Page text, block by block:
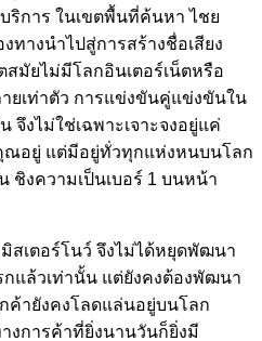
ริการ ในเขตพื้นที่ค้นหา ไชย
ทางนำไปสู่การสร้างชื่อเสียง
สมัยไม่มีโลกอินเตอร์เน็ตหรือ
ยเท่าตัว การแข่งขันคู่แข่งขันใน
จึงไม่ใช่เฉพาะเจาะจงอยู่แค่
อยู่ แต่มีอยู่ทั่วทุกแห่งหนบนโลก
ชิงความเป็นเบอร์ 1 บนหน้า
มิสเตอร์โนว์ จึงไม่ได้หยุดพัฒนา
กแล้วเท่านั้น แต่ยังคงต้องพัฒนา
ค้ายังคงโลดแล่นอยู่บนโลก
งการค้าที่ยิ่งนานวันก็ยิ่งมี